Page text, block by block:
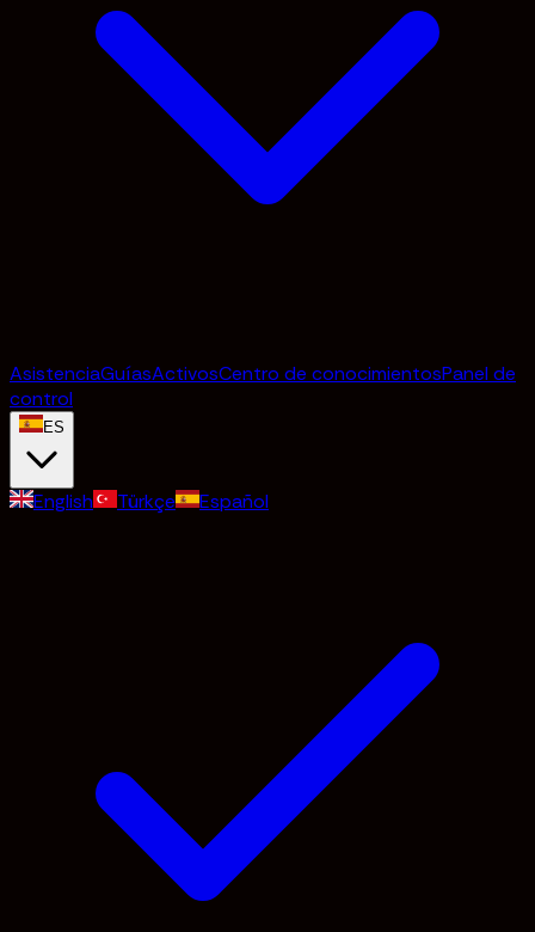
AsistenciaGuíasActivosCentro de conocimientosPanel de
control
ES
English Türkçe Español